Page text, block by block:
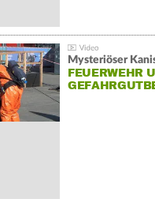
Mysteriöser
FEUERWEHR